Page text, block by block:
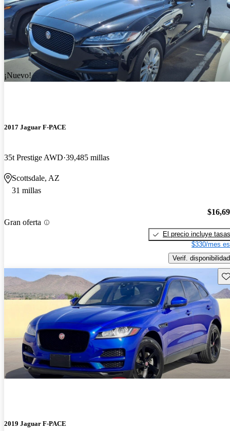
¡Nuevo!
2017 Jaguar F-PACE
35t Prestige AWD 39,485 millas
Scottsdale, AZ
31 millas
Gran oferta
El precio incluye tasas
$330/mes
Verif. disponibilidad
2019 Jaguar F-PACE